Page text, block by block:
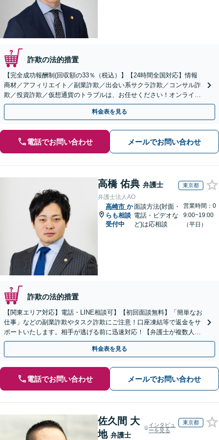
詐欺の法的措置
【完全成功報酬制(回収額の33％（税込）】【24時間全国対応】情報
商材／アフィリエイト／副業詐欺／出会い系サクラ詐欺／コンサル詐
欺／投資詐欺／仮想通貨のトラブルは、お任せください！オンライン
のみで解決も可能！
料金表を見る
電話でお問い合わせ メールでお問い合わせ
高橋 佑典 弁護士 東京都
弁護士法人AO
高崎市 か
らも相談
受付中
面談方法(対面・
電話・ビデオな
ど)は応相談
営業時間：0
9:00~19:00
（平日）
詐欺の法的措置
【関東エリア対応】電話・LINE相談可】【初回面談無料】「簡単なお
仕事」などの副業詐欺やタスク詐欺にご注意！口座凍結等で返金をサ
ポートいたします。相手が逃げる前に迅速対応！【弁護士が複数人在
籍】事務所内で連携し問題解決へ【休日・夜間面談可】
料金表を見る
電話でお問い合わせ メールでお問い合わせ
佐久間 大
地 弁護士
インタビュ
ーを見る
東京都